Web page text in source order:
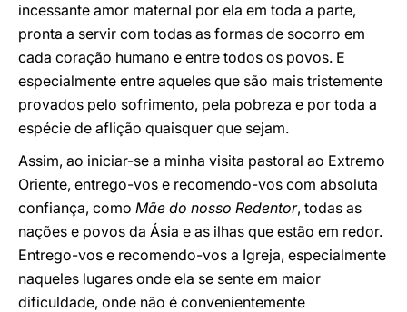
incessante amor maternal por ela em toda a parte,
pronta a servir com todas as formas de socorro em
cada coração humano e entre todos os povos. E
especialmente entre aqueles que são mais tristemente
provados pelo sofrimento, pela pobreza e por toda a
espécie de aflição quaisquer que sejam.
Assim, ao iniciar-se a minha visita pastoral ao Extremo
Oriente, entrego-vos e recomendo-vos com absoluta
confiança, como Mãe do nosso Redentor, todas as
nações e povos da Ásia e as ilhas que estão em redor.
Entrego-vos e recomendo-vos a Igreja, especialmente
naqueles lugares onde ela se sente em maior
dificuldade, onde não é convenientemente